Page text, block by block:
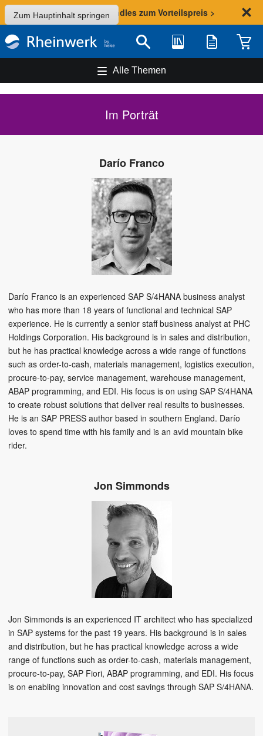
Zum Hauptinhalt springen
Sommer-Aktion: Bundles zum Vorteilspreis >
Suche Bibliothek Merkliste
Alle Themen
Im Porträt
Darío Franco
Darío Franco is an experienced SAP S/4HANA business analyst
who has more than 18 years of functional and technical SAP
experience. He is currently a senior staff business analyst at PHC
Holdings Corporation. His background is in sales and distribution,
but he has practical knowledge across a wide range of functions
such as order-to-cash, materials management, logistics execution,
procure-to-pay, service management, warehouse management,
ABAP programming, and EDI. His focus is on using SAP S/4HANA
to create robust solutions that deliver real results to businesses.
He is an SAP PRESS author based in southern England. Darío
loves to spend time with his family and is an avid mountain bike
rider.
Jon Simmonds
Jon Simmonds is an experienced IT architect who has specialized
in SAP systems for the past 19 years. His background is in sales
and distribution, but he has practical knowledge across a wide
range of functions such as order-to-cash, materials management,
procure-to-pay, SAP Fiori, ABAP programming, and EDI. His focus
is on enabling innovation and cost savings through SAP S/4HANA.